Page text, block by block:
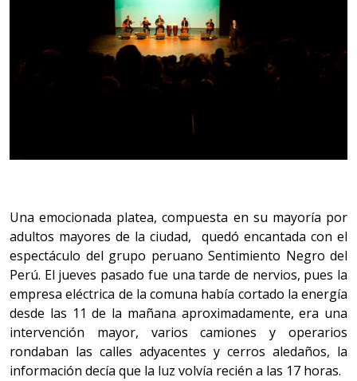
Una emocionada platea, compuesta en su mayoría por
adultos mayores de la ciudad, quedó encantada con el
espectáculo del grupo peruano Sentimiento Negro del
Perú. El jueves pasado fue una tarde de nervios, pues la
empresa eléctrica de la comuna había cortado la energía
desde las 11 de la mañana aproximadamente, era una
intervención mayor, varios camiones y operarios
rondaban las calles adyacentes y cerros aledaños, la
información decía que la luz volvía recién a las 17 horas.